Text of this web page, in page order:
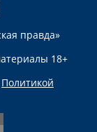
правда»
18+
Политикой